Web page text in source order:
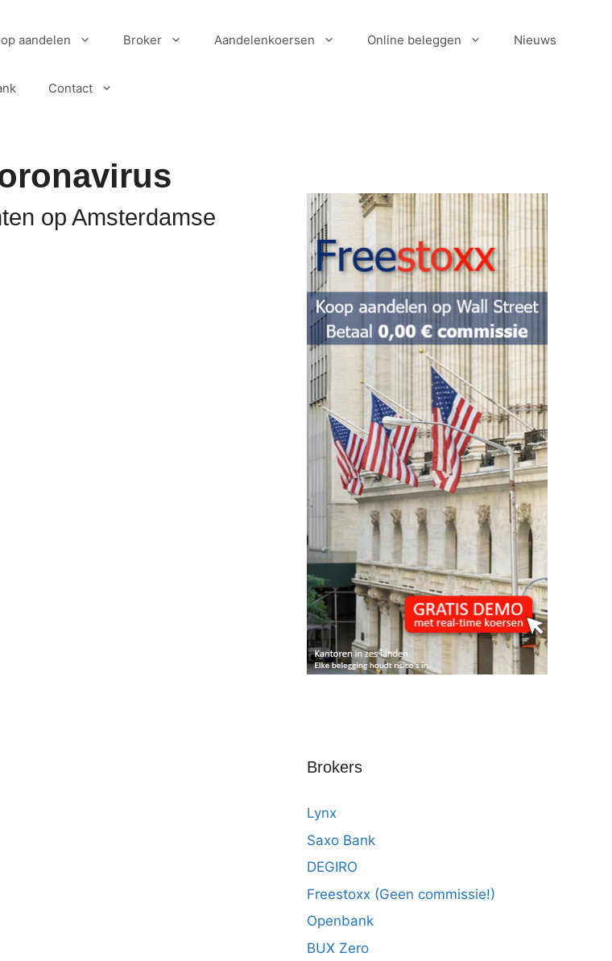
aandelen Broker Aandelenkoersen Online beleggen Nieuws
Contact
op Amsterdamse
Brokers
Lynx
Saxo Bank
DEGIRO
Freestoxx (Geen commissie!)
Openbank
BUX Zero